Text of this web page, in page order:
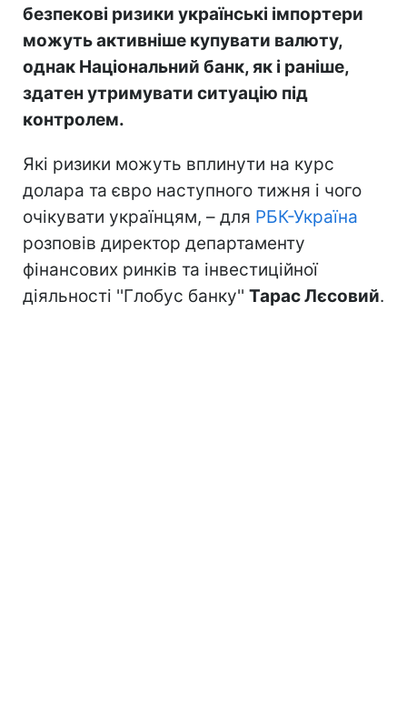
безпекові ризики українські імпортери
можуть активніше купувати валюту,
однак Національний банк, як і раніше,
здатен утримувати ситуацію під
контролем.
Які ризики можуть вплинути на курс
долара та євро наступного тижня і чого
очікувати українцям, – для РБК-Україна
розповів директор департаменту
фінансових ринків та інвестиційної
діяльності ''Глобус банку'' Тарас Лєсовий.